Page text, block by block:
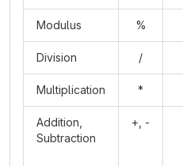
Modulus %
Division /
Multiplication *
Addition,
Subtraction
+, -